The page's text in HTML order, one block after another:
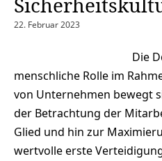
22. Februar 2023
Die
menschliche Rolle im
von Unternehmen bewegt
der Betrachtung der
Glied und hin zur
wertvolle erste